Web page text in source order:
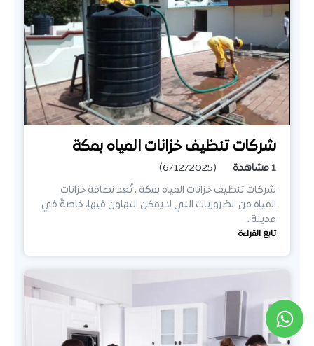
شركات تنظيف خزانات المياه بمكة
1مشاهدة
(6/12/2025)
شركات تنظيف خزانات المياه بمكة ، تُعد نظافة خزانات
المياه من الضروريات التي لا يمكن التهاون فيها، خاصةً في
مدينة…
تابع القراءة